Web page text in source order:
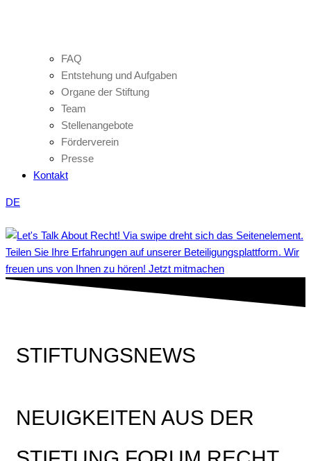
FAQ
Entstehung und Aufgaben
Organe der Stiftung
Team
Stellenangebote
Förderverein
Presse
Kontakt
DE
Teilen Sie Ihre Erfahrungen auf unserer Beteiligungsplattform. Wir
freuen uns von Ihnen zu hören! Jetzt mitmachen
STIFTUNGSNEWS
NEUIGKEITEN AUS DER